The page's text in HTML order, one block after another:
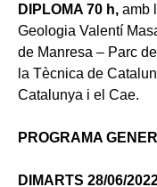
DIPLOMA 70 h, amb
Geologia Valentí
de Manresa – Parc
la Tècnica de
Catalunya i el Cae.
PROGRAMA
DIMARTS 28/06/